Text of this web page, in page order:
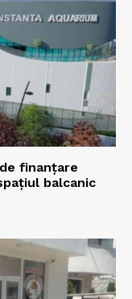
finanțare
balcanic